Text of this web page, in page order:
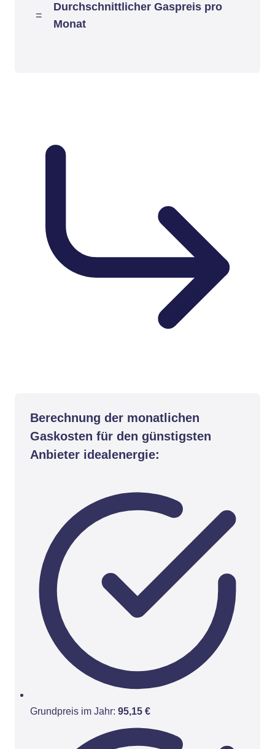
=
Durchschnittlicher Gaspreis pro
Monat
Berechnung der monatlichen
Gaskosten für den günstigsten
Anbieter idealenergie:
Grundpreis im Jahr: 95,15 €